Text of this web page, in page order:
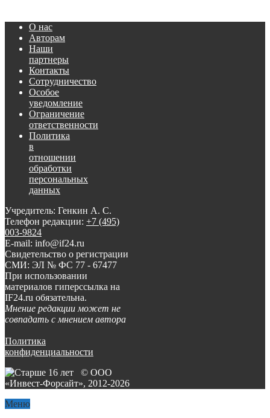
О нас
Авторам
Наши
партнеры
Контакты
Сотрудничество
Особое
уведомление
Ограничение
ответственности
Политика
в
отношении
обработки
персональных
данных
Учредитель: Генкин А. С.
Телефон редакции: +7 (495)
003-9824
E-mail: info@if24.ru
Свидетельство о регистрации
СМИ: ЭЛ № ФС 77 - 67477
При использовании
материалов гиперссылка на
IF24.ru обязательна.
Мнение редакции может не
совпадать с мнением автора
Политика
конфиденциальности
© ООО
«Инвест-Форсайт», 2012-2026
Меню